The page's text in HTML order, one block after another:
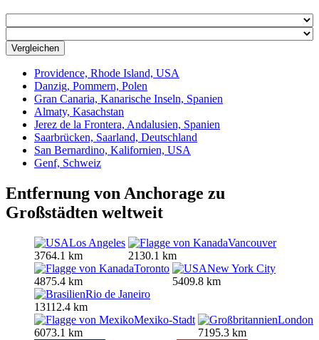
Vergleichen
Providence, Rhode Island, USA
Danzig, Pommern, Polen
Gran Canaria, Kanarische Inseln, Spanien
Almaty, Kasachstan
Jerez de la Frontera, Andalusien, Spanien
Saarbrücken, Saarland, Deutschland
San Bernardino, Kalifornien, USA
Genf, Schweiz
Entfernung von Anchorage zu
Großstädten weltweit
Los Angeles
3764.1 km
Vancouver
2130.1 km
Toronto
4875.4 km
New York City
5409.8 km
Rio de Janeiro
13112.4 km
Mexiko-Stadt
6073.1 km
London
7195.3 km